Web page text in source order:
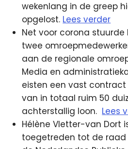
wekenlang in de greep
opgelost. Lees verder
Net voor corona stuurde
twee
aan de regionale
Media en
eisten een vast
van in totaal ruim 50
achterstallig loon. Lees
Hélène Vletter-van Dort
toegetreden tot de